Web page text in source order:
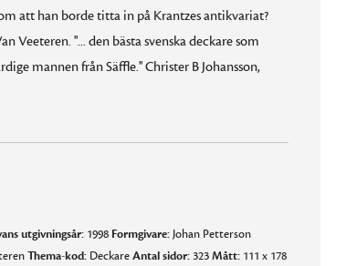
att han borde titta in på Krantzes antikvariat?
Veeteren. ''... den bästa svenska deckare som
mannen från Säffle.'' Christer B Johansson,
utgivningsår:1998 Formgivare:Johan Petterson
Thema-kod:DeckareAntal sidor:323Mått:111 x 178